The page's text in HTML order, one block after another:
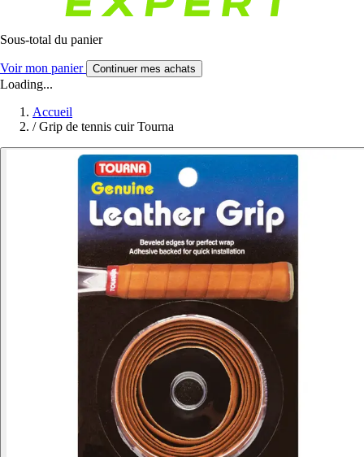
Sous-total du panier
Voir mon panier Continuer mes achats
Loading...
Accueil
/ Grip de tennis cuir Tourna